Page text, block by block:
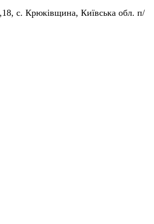
с. Крюківщина, Київська обл. п/